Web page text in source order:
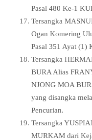
Pasal 480 Ke-1
Tersangka
Ogan Komering
Pasal 351 Ayat (1)
Tersangka
BURA Alias
NJONG MOA
yang disangka
Pencurian.
Tersangka
MURKAM dari